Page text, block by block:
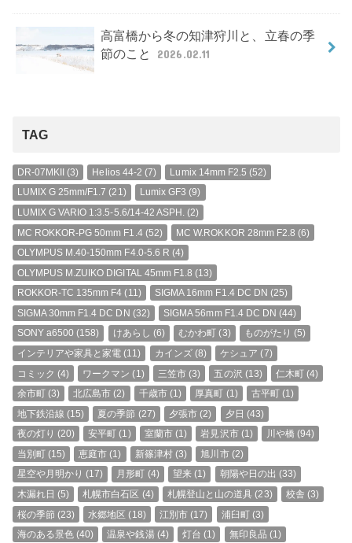
高富橋から冬の知津狩川と、立春の季
節のこと
2026.02.11
TAG
DR-07MKII(3) Helios 44-2 (7) Lumix 14mm F2.5 (52)
LUMIX G 25mm/F1.7 (21) Lumix GF3 (9)
LUMIX G VARIO 1:3.5-5.6/14-42 ASPH. (2)
MC ROKKOR-PG 50mm F1.4(52) MC W.ROKKOR 28mm F2.8 (6)
OLYMPUS M.40-150mm F4.0-5.6 R (4)
OLYMPUS M.ZUIKO DIGITAL 45mm F1.8 (13)
ROKKOR-TC 135mm F4 (11) SIGMA 16mm F1.4 DC DN (25)
SIGMA 30mm F1.4 DC DN (32) SIGMA 56mm F1.4 DC DN (44)
SONY a6500 (158) けあらし (6) むかわ町 (3) ものがたり (5)
インテリアや家具と家電 (11) カインズ(8) ケシュア (7)
コミック (4) ワークマン (1) 三笠市 (3) 五の沢 (13) 仁木町 (4)
余市町(3) 北広島市 (2) 千歳市(1) 厚真町 (1) 古平町 (1)
地下鉄沿線 (15) 夏の季節 (27) 夕張市 (2) 夕日 (43)
夜の灯り (20) 安平町 (1) 室蘭市(1) 岩見沢市(1) 川や橋 (94)
当別町(15) 恵庭市 (1) 新篠津村(3) 旭川市(2)
星空や月明かり (17) 月形町 (4) 望来 (1) 朝陽や日の出 (33)
木漏れ日 (5) 札幌市白石区 (4) 札幌登山と山の道具 (23) 校舎 (3)
桜の季節 (23) 水郷地区 (18) 江別市 (17) 浦臼町(3)
海のある景色(40) 温泉や銭湯(4) 灯台 (1) 無印良品 (1)